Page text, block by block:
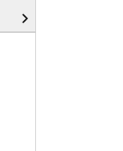
navigate_next